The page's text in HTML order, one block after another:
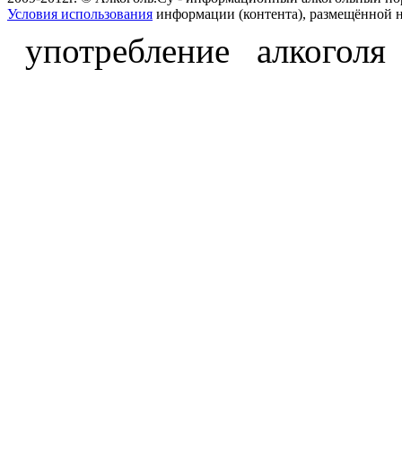
Условия использования информации (контента), размещённой
употребление